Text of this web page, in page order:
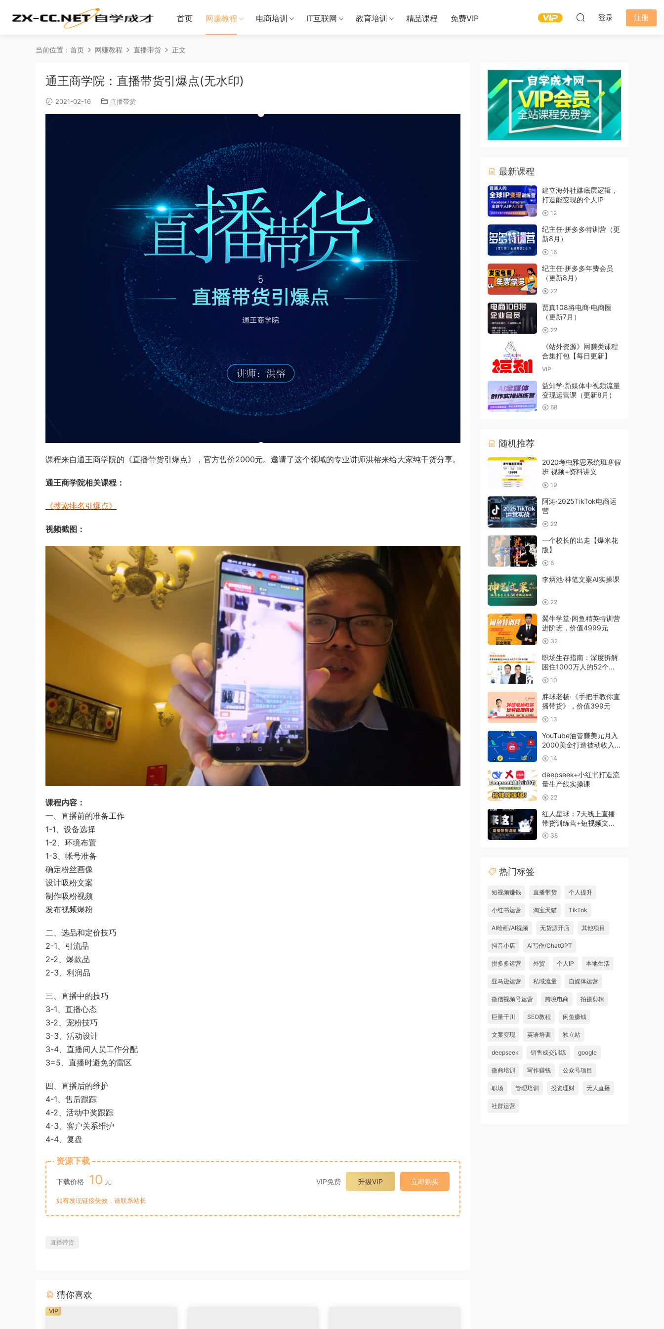
首页 网赚教程 电商培训 IT互联网 教育培训 精品课程 免费VIP 登录 注册
当前位置： 首页 网赚教程 直播带货 正文
通王商学院：直播带货引爆点(无水印)
2021-02-16 直播带货
课程来自通王商学院的《直播带货引爆点》，官方售价2000元。邀请了这个领域的专业讲师洪榕来给大家纯干货分享。
通王商学院相关课程：
《搜索排名引爆点》
视频截图：
课程内容：
一、直播前的准备工作
1-1、设备选择
1-2、环境布置
1-3、帐号准备
确定粉丝画像
设计吸粉文案
制作吸粉视频
发布视频爆粉
二、选品和定价技巧
2-1、引流品
2-2、爆款品
2-3、利润品
三、直播中的技巧
3-1、直播心态
3-2、宠粉技巧
3-3、活动设计
3-4、直播间人员工作分配
3=5、直播时避免的雷区
四、直播后的维护
4-1、售后跟踪
4-2、活动中奖跟踪
4-3、客户关系维护
4-4、复盘
资源下载
下载价格 10 元 VIP免费 升级VIP 立即购买
如有发现链接失效，请联系站长
直播带货
猜你喜欢
VIP
最新课程
建立海外社媒底层逻辑，
打造能变现的个人IP
12
纪主任·拼多多特训营（更
新8月）
16
纪主任·拼多多年费会员
（更新8月）
22
贾真108将电商·电商圈
（更新7月）
22
《站外资源》网赚类课程
合集打包【每日更新】
VIP
益知学·新媒体中视频流量
变现运营课（更新8月）
68
随机推荐
2020考虫雅思系统班寒假
班 视频+资料讲义
19
阿涛·2025TikTok电商运
营
22
一个校长的出走【爆米花
版】
6
李炳池·神笔文案AI实操课
22
翼牛学堂·闲鱼精英特训营
进阶班，价值4999元
32
职场生存指南：深度拆解
困住1000万人的52个职
场难题
10
胖球老杨·《手把手教你直
播带货》，价值399元
13
YouTube油管赚美元月入
2000美金打造被动收入
体系
14
deepseek+小红书打造流
量生产线实操课
22
红人星球：7天线上直播
带货训练营+短视频文案
写作课
38
热门标签
短视频赚钱 直播带货 个人提升
小红书运营 淘宝天猫 TikTok
AI绘画/AI视频 无货源开店 其他项目
抖音小店 Ai写作/ChatGPT
拼多多运营 外贸 个人IP 本地生活
亚马逊运营 私域流量 自媒体运营
微信视频号运营 跨境电商 拍摄剪辑
巨量千川 SEO教程 闲鱼赚钱
文案变现 英语培训 独立站
deepseek 销售成交训练 google
微商培训 写作赚钱 公众号项目
职场 管理培训 投资理财 无人直播
社群运营